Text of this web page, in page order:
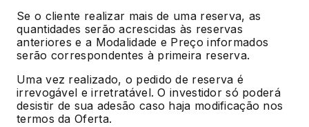
Se o cliente realizar mais de uma reserva, as
quantidades serão acrescidas às reservas
anteriores e a Modalidade e Preço informados
serão correspondentes à primeira reserva.
Uma vez realizado, o pedido de reserva é
irrevogável e irretratável. O investidor só poderá
desistir de sua adesão caso haja modificação nos
termos da Oferta.